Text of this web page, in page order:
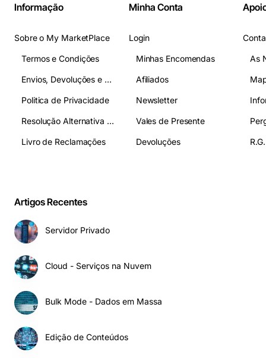
Informação
Sobre o My MarketPlace
Termos e Condições
Envios, Devoluções e Pagamentos
Politica de Privacidade
Resolução Alternativa de Litígios
Livro de Reclamações
Minha Conta
Login
Minhas Encomendas
Afiliados
Newsletter
Vales de Presente
Devoluções
As
Artigos Recentes
Servidor Privado
Cloud - Serviços na Nuvem
Bulk Mode - Dados em Massa
Edição de Conteúdos